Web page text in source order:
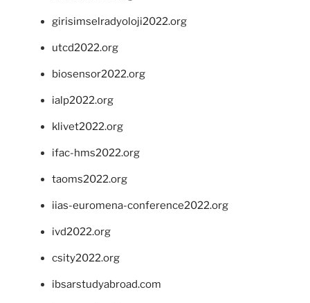
girisimselradyoloji2022.org
utcd2022.org
biosensor2022.org
ialp2022.org
klivet2022.org
ifac-hms2022.org
taoms2022.org
iias-euromena-conference2022.org
ivd2022.org
csity2022.org
ibsarstudyabroad.com